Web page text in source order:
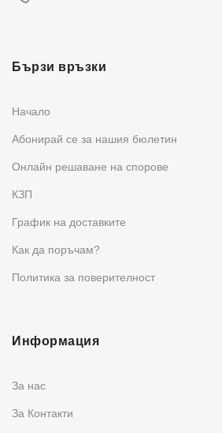
Бързи връзки
Начало
Абонирай се за нашия бюлетин
Oнлайн решаване на спорове
КЗП
График на доставките
Как да поръчам?
Политика за поверителност
Информация
За нас
За Контакти